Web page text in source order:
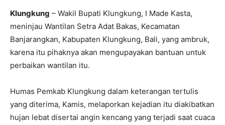
Klungkung – Wakil Bupati Klungkung, I Made Kasta,
meninjau Wantilan Setra Adat Bakas, Kecamatan
Banjarangkan, Kabupaten Klungkung, Bali, yang ambruk,
karena itu pihaknya akan mengupayakan bantuan untuk
perbaikan wantilan itu.
Humas Pemkab Klungkung dalam keterangan tertulis
yang diterima, Kamis, melaporkan kejadian itu diakibatkan
hujan lebat disertai angin kencang yang terjadi saat cuaca